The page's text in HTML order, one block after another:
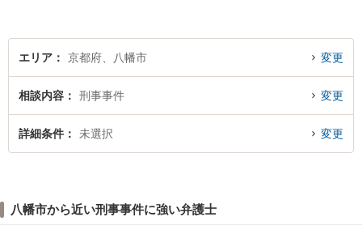
エリア 京都府、八幡市 変更
相談内容 刑事事件 変更
詳細条件 未選択 変更
八幡市から近い刑事事件に強い弁護士